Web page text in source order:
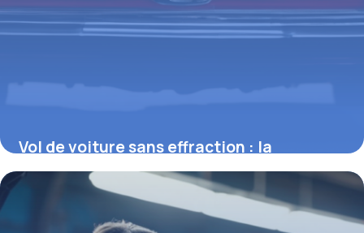
Vol de voiture sans effraction : la
jurisprudence et ses implications